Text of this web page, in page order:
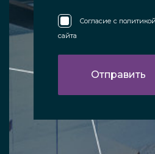
Согласие с
сайта